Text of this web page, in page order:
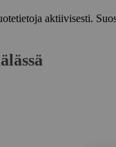
aktiivisesti.